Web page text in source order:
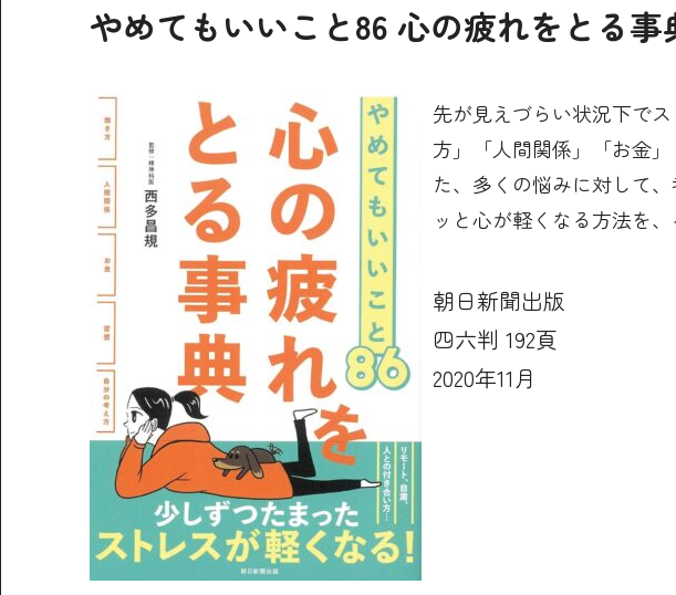
やめてもいいこと86 心の疲れをとる事
先が見えづらい状況下で
方」「人間関係」「お金
た、多くの悩みに対して
ッと心が軽くなる方法を
朝日新聞出版
四六判 192頁
2020年11月